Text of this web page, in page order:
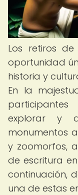
Los retiros
oportunidad
historia y
En la
explorar y
monumentos
y zoomorfos,
de escritura
continuación,
una de estas